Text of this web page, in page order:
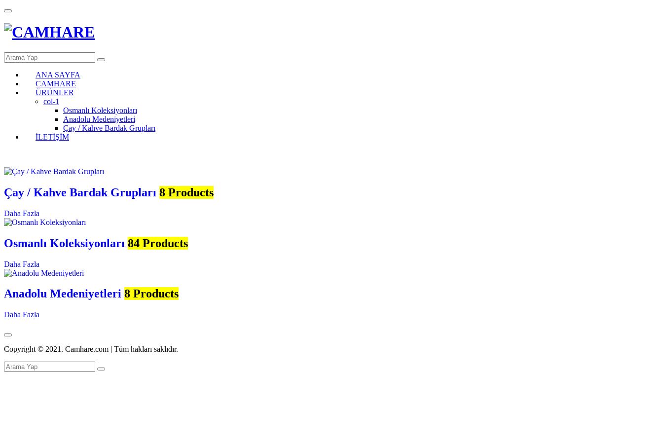
ANA SAYFA
CAMHARE
ÜRÜNLER
col-1
Osmanlı Koleksiyonları
Anadolu Medeniyetleri
Çay / Kahve Bardak Grupları
İLETİŞİM
Çay / Kahve Bardak Grupları 8 Products
Daha Fazla
Osmanlı Koleksiyonları 84 Products
Daha Fazla
Anadolu Medeniyetleri 8 Products
Daha Fazla
Copyright © 2021. Camhare.com | Tüm hakları saklıdır.